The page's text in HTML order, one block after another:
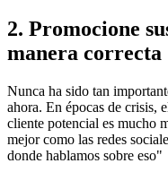
2. Promocione
manera correcta
Nunca ha sido tan
ahora. En épocas de crisis,
cliente potencial es mucho
mejor como las redes
donde hablamos sobre eso"